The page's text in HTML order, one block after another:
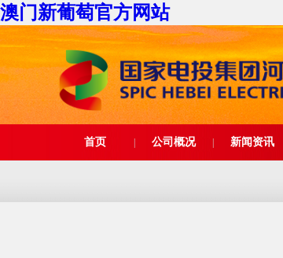
澳门新葡萄官方网站
首页 公司概况 新闻资讯